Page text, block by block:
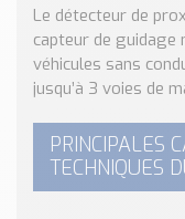
Nos Réalisations
Conseils et
Catalogue des
brasseries
Contact & Devis
Devis, Tarifs,
Le détecteur de
capteur de guidage
véhicules sans
jusqu’à 3 voies de
PRINCIPALES
TECHNIQUES